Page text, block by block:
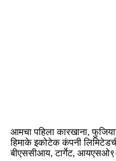
आमचा पहिला कारखाना,
हिमाके इकोटेक कंपनी
बीएससीआय, टार्गेट,